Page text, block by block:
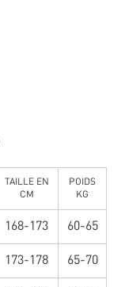
TAILLE EN
CM
POIDS
KG
168-173 60-65
173-178 65-70